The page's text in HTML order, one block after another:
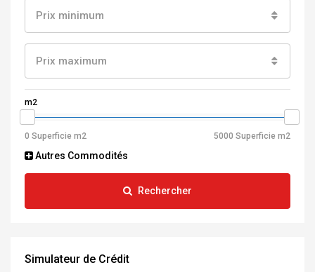
Prix minimum
Prix maximum
m2
Autres Commodités
Rechercher
Simulateur de Crédit